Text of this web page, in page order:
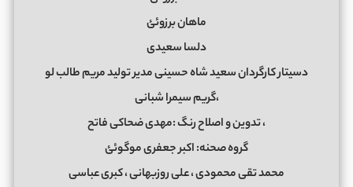
ماهان برزوئئ
دلسا سعیدی
دسیتار کارگردان سعید شاه حسینی مدیر تولید مریم طالب لو
،گریم سیمرا شبانی
، تدوین و اصلاح رنگ :مهدی ضحاکی فاتح
گروه صحنه: اکبر جعفری موگوئئ
محمد تقی محمودی ، علی روزبهانی ، کبری عباسی